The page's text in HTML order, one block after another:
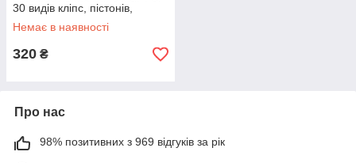
30 видів кліпс, пістонів,
дюбелів, засувок 500 шт
(M66568)
Немає в наявності
320 ₴
Про нас
98% позитивних з 969 відгуків за рік